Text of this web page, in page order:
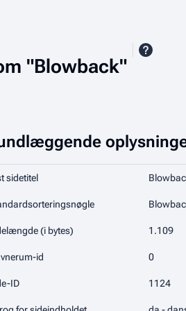
"Blowback"
sidetitel
(i bytes) 1.109
id 0
ID 1124